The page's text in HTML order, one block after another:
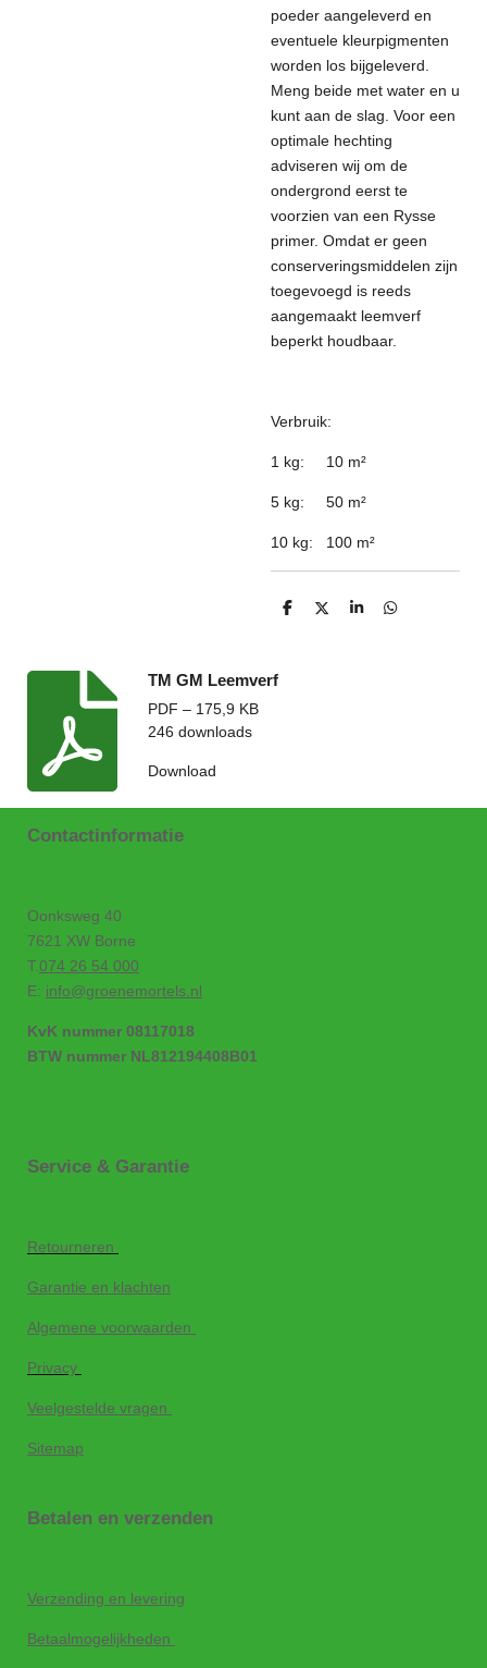
poeder aangeleverd en
eventuele kleurpigmenten
worden los bijgeleverd.
Meng beide met water en u
kunt aan de slag. Voor een
optimale hechting
adviseren wij om de
ondergrond eerst te
voorzien van een Rysse
primer. Omdat er geen
conserveringsmiddelen zijn
toegevoegd is reeds
aangemaakt leemverf
beperkt houdbaar.
Verbruik:
1 kg: 10 m²
5 kg: 50 m²
10 kg: 100 m²
D
D
S
D
TM GM Leemverf
PDF – 175,9 KB
246 downloads
Download
Contactinformatie
Oonksweg 40
7621 XW Borne
T.074 26 54 000
E: info@groenemortels.nl
KvK nummer 08117018
BTW nummer NL812194408B01
Service & Garantie
Retourneren
Garantie en klachten
Algemene voorwaarden
Privacy
Veelgestelde vragen
Sitemap
Betalen en verzenden
Verzending en levering
Betaalmogelijkheden